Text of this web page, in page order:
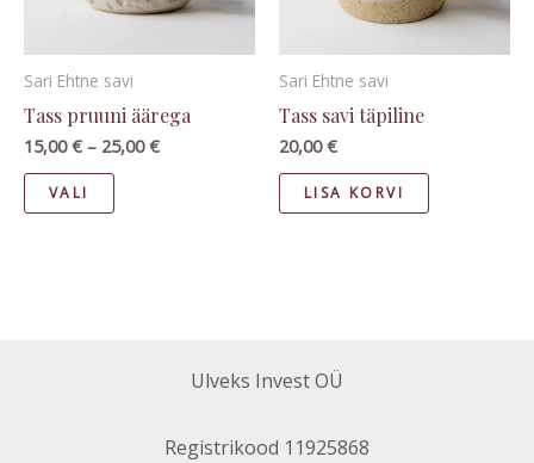
Sari Ehtne savi
Tass pruuni äärega
15,00€ – 25,00€
VALI
The
may
be
chosen
on
the
Sari Ehtne savi
Tass savi täpiline
20,00€
LISA KORVI
Ulveks Invest OÜ
Registrikood 11925868